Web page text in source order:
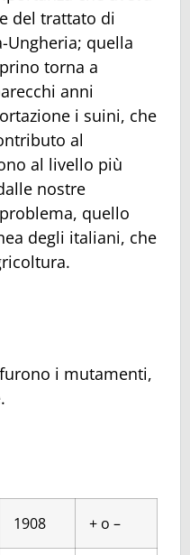
del trattato di
Ungheria; quella
torna a
anni
i suini, che
al
al livello più
nostre
quello
degli italiani, che
i mutamenti,
1908 + o –